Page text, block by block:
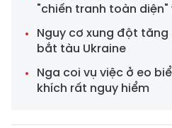
"chiến tranh toàn diện"
Nguy cơ xung đột tăng
bắt tàu Ukraine
Nga coi vụ việc ở eo
khích rất nguy hiểm